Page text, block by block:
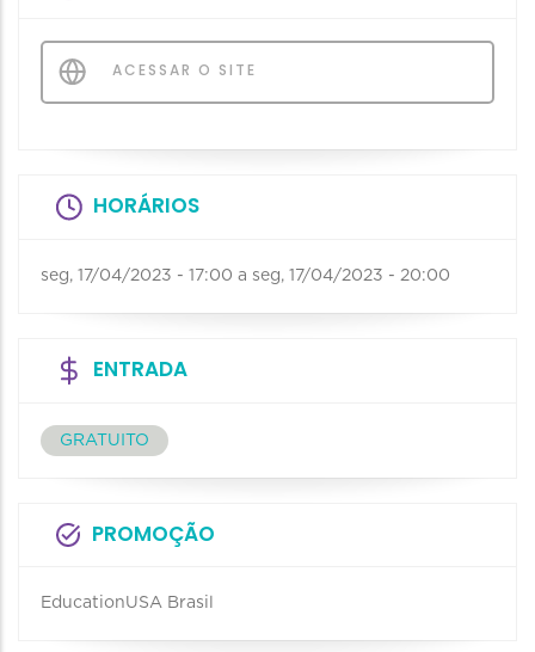
ACESSAR O SITE
HORÁRIOS
seg, 17/04/2023 - 17:00 a seg, 17/04/2023 - 20:00
ENTRADA
GRATUITO
PROMOÇÃO
EducationUSA Brasil